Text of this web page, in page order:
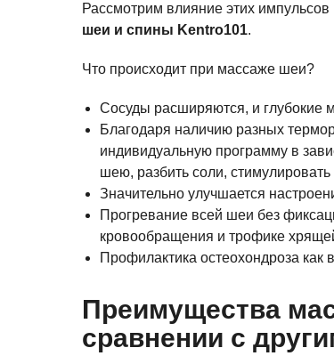
Рассмотрим влияние этих
шеи и спины Kentro101.
Что происходит при массаже шеи?
Сосуды расширяются, и
Благодаря наличию разных
индивидуальную программу в
шею, разбить соли, стимулировать
Значительно улучшается
Прогревание всей шеи без
кровообращения и трофике
Профилактика остеохондроза как
Преимущества
сравнении с